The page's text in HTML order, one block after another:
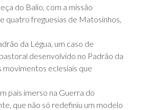
do Balio, com a missão
quatro freguesias de Matosinhos,
da Légua, um caso de
desenvolvido no Padrão da
eclesiais que
país imerso na Guerra do
que não só redefiniu um modelo